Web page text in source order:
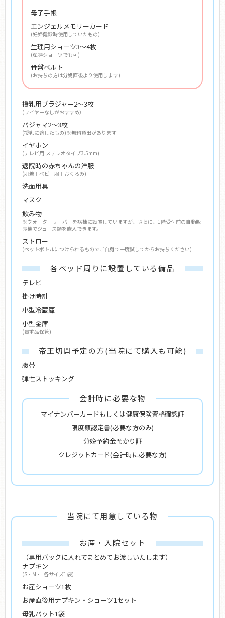
母子手帳
エンジェルメモリーカード
(妊婦健診時使用していたもの)
生理用ショーツ3〜4枚
(産褥ショーツでも可)
骨盤ベルト
(お持ちの方は分娩直後より使用します)
授乳用ブラジャー2～3枚
(ワイヤーなしがおすすめ）
パジャマ2～3枚
(授乳に適したもの)※無料貸出があります
イヤホン
(テレビ用:ステレオタイプ3.5mm)
退院時の赤ちゃんの洋服
(肌着＋ベビー服＋おくるみ)
洗面用具
マスク
飲み物
※ウォーターサーバーを病棟に設置していますが、さらに、1階受付前の自動販
売機でジュース類を購入できます。
ストロー
(ペットボトルにつけられるものでご自身で一度試してからお持ちください)
各ベッド周りに設置している備品
テレビ
掛け時計
小型冷蔵庫
小型金庫
(貴重品保管)
帝王切開予定の方(当院にて購入も可能)
腹帯
弾性ストッキング
会計時に必要な物
マイナンバーカードもしくは健康保険資格確認証
限度額認定書(必要な方のみ)
分娩予約金預かり証
クレジットカード(会計時に必要な方)
当院にて用意している物
お産・入院セット
（専用バックに入れてまとめてお渡しいたします）
ナプキン
(S・M・L各サイズ1袋)
お産ショーツ1枚
お産直後用ナプキン・ショーツ1セット
母乳パット1袋